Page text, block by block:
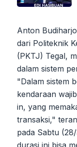
Anton
dari Politeknik
(PKTJ) Tegal,
dalam sistem
"Dalam sistem
kendaraan
in, yang
transaksi,"
pada Sabtu
durasi ini bisa